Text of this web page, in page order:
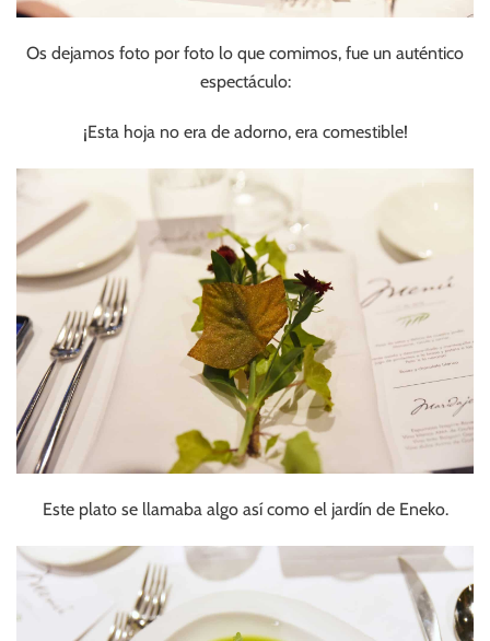
Os dejamos foto por foto lo que comimos, fue un auténtico
espectáculo:
¡Esta hoja no era de adorno, era comestible!
Este plato se llamaba algo así como el jardín de Eneko.